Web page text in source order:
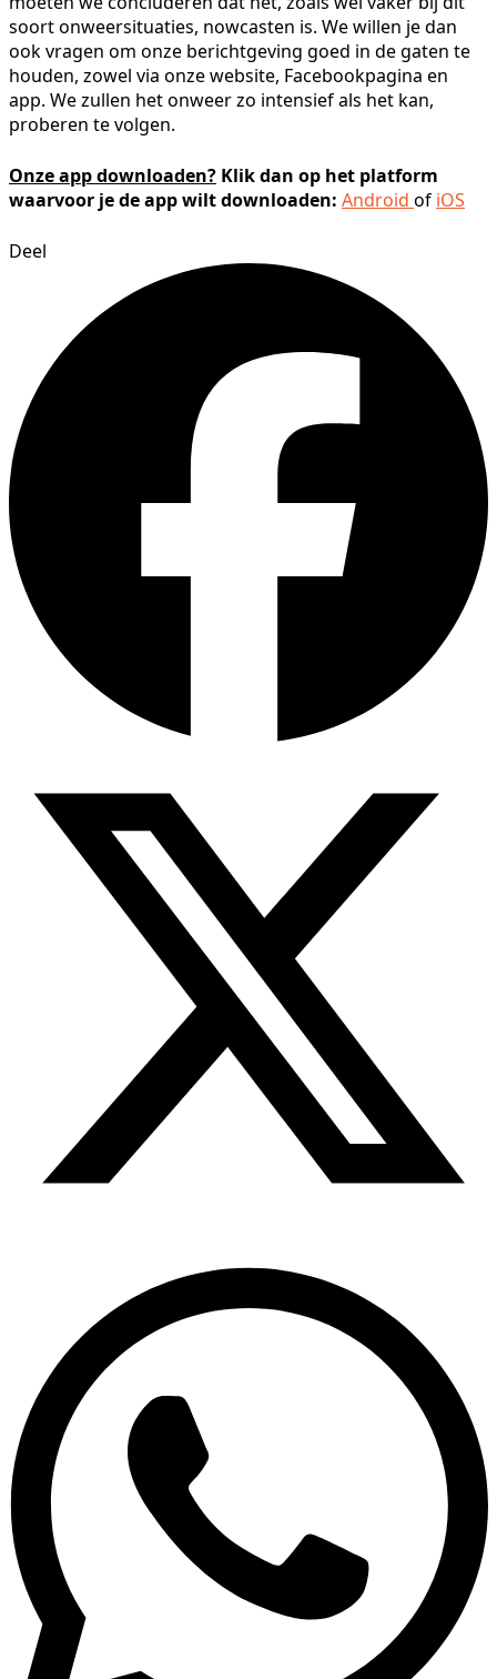
soort onweersituaties, nowcasten is. We willen je dan
ook vragen om onze berichtgeving goed in de gaten te
houden, zowel via onze website, Facebookpagina en
app. We zullen het onweer zo intensief als het kan,
proberen te volgen.
Onze app downloaden? Klik dan op het platform
waarvoor je de app wilt downloaden: Android of iOS
Deel